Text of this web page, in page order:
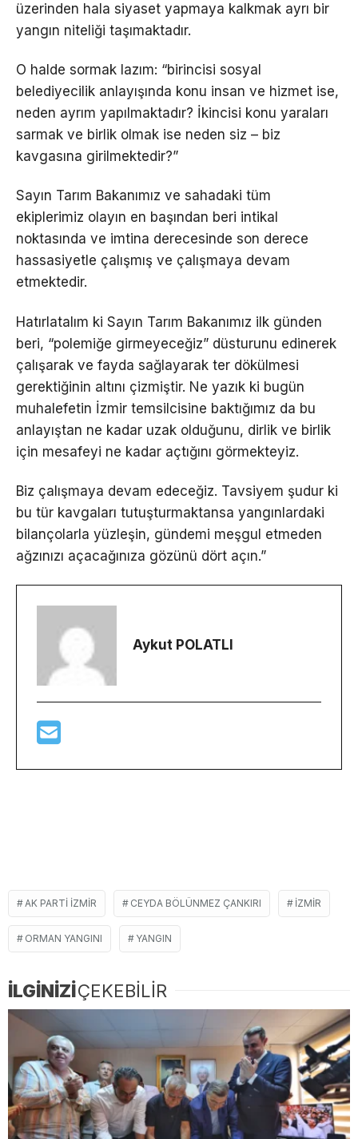
üzerinden hala siyaset yapmaya kalkmak ayrı bir
yangın niteliği taşımaktadır.
O halde sormak lazım: “birincisi sosyal
belediyecilik anlayışında konu insan ve hizmet ise,
neden ayrım yapılmaktadır? İkincisi konu yaraları
sarmak ve birlik olmak ise neden siz – biz
kavgasına girilmektedir?”
Sayın Tarım Bakanımız ve sahadaki tüm
ekiplerimiz olayın en başından beri intikal
noktasında ve imtina derecesinde son derece
hassasiyetle çalışmış ve çalışmaya devam
etmektedir.
Hatırlatalım ki Sayın Tarım Bakanımız ilk günden
beri, “polemiğe girmeyeceğiz” düsturunu edinerek
çalışarak ve fayda sağlayarak ter dökülmesi
gerektiğinin altını çizmiştir. Ne yazık ki bugün
muhalefetin İzmir temsilcisine baktığımız da bu
anlayıştan ne kadar uzak olduğunu, dirlik ve birlik
için mesafeyi ne kadar açtığını görmekteyiz.
Biz çalışmaya devam edeceğiz. Tavsiyem şudur ki
bu tür kavgaları tutuşturmaktansa yangınlardaki
bilançolarla yüzleşin, gündemi meşgul etmeden
ağzınızı açacağınıza gözünü dört açın.”
Aykut POLATLI
AK PARTI IZMIR CEYDA BÖLÜNMEZ ÇANKIRI IZMIR
ORMAN YANGINI YANGIN
İLGİNİZİÇEKEBİLİR